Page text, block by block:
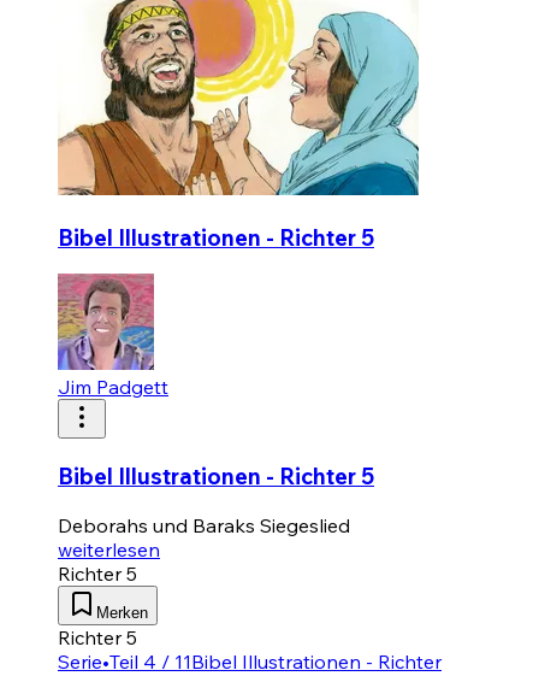
Bibel Illustrationen - Richter 5
Jim Padgett
Bibel Illustrationen - Richter 5
Deborahs und Baraks Siegeslied
weiterlesen
Richter 5
Merken
Richter 5
Serie•Teil 4 / 11Bibel Illustrationen - Richter